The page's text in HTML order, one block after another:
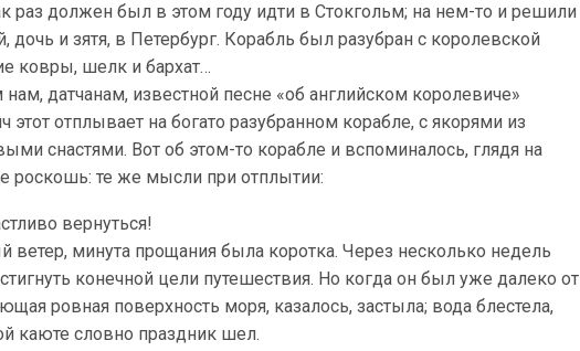
раз должен был в этом году идти в Стокгольм; на нем-то и решили
дочь и зятя, в Петербург. Корабль был разубран с королевской
ковры, шелк и бархат…
датчанам, известной песне «об английском королевиче»
этот отплывает на богато разубранном корабле, с якорями из
снастями. Вот об этом-то корабле и вспоминалось, глядя на
роскошь: те же мысли при отплытии:
вернуться!
ветер, минута прощания была коротка. Через несколько недель
конечной цели путешествия. Но когда он был уже далеко от
ровная поверхность моря, казалось, застыла; вода блестела,
каюте словно праздник шел.